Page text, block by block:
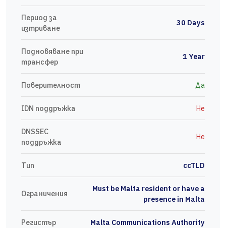
Период за
изтриване
30 Days
Подновяване при
трансфер
1 Year
Поверителност Да
IDN поддръжка Не
DNSSEC
поддръжка
Не
Тип ccTLD
Ограничения
Must be Malta resident or have a
presence in Malta
Регистър Malta Communications Authority